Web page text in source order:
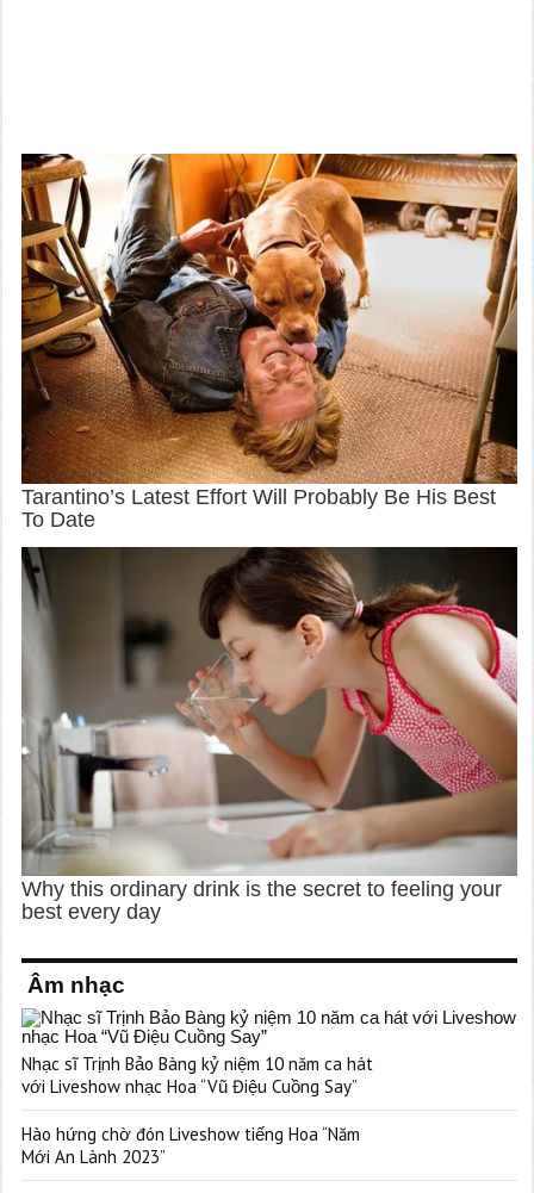
Âm nhạc
Nhạc sĩ Trịnh Bảo Bàng kỷ niệm 10 năm ca hát
với Liveshow nhạc Hoa “Vũ Điệu Cuồng Say”
Hào hứng chờ đón Liveshow tiếng Hoa “Năm
Mới An Lành 2023”